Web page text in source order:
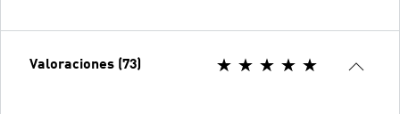
Valoraciones (73)